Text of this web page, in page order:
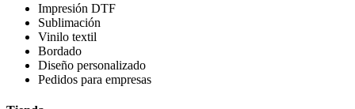
Impresión DTF
Sublimación
Vinilo textil
Bordado
Diseño personalizado
Pedidos para empresas